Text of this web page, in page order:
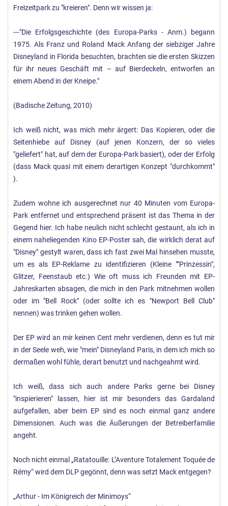
Freizeitpark zu "kreieren". Denn wir wissen ja:
---"Die Erfolgsgeschichte (des Europa-Parks - Anm.) begann
1975. Als Franz und Roland Mack Anfang der siebziger Jahre
Disneyland in Florida besuchten, brachten sie die ersten Skizzen
für ihr neues Geschäft mit – auf Bierdeckeln, entworfen an
einem Abend in der Kneipe."
(Badische Zeitung, 2010)
Ich weiß nicht, was mich mehr ärgert: Das Kopieren, oder die
Seitenhiebe auf Disney (auf jenen Konzern, der so vieles
"geliefert" hat, auf dem der Europa-Park basiert), oder der Erfolg
(dass Mack quasi mit einem derartigen Konzept "durchkommt"
).
Zudem wohne ich ausgerechnet nur 40 Minuten vom Europa-
Park entfernet und entsprechend präsent ist das Thema in der
Gegend hier. Ich habe neulich nicht schlecht gestaunt, als ich in
einem naheliegenden Kino EP-Poster sah, die wirklich derat auf
"Disney" gestylt waren, dass ich fast zwei Mal hinsehen musste,
um es als EP-Reklame zu identifizieren (Kleine ""Prinzessin",
Glitzer, Feenstaub etc.) Wie oft muss ich Freunden mit EP-
Jahreskarten absagen, die mich in den Park mitnehmen wollen
oder im "Bell Rock" (oder sollte ich es "Newport Bell Club"
nennen) was trinken gehen wollen.
Der EP wird an mir keinen Cent mehr verdienen, denn es tut mir
in der Seele weh, wie "mein" Disneyland Paris, in dem ich mich so
dermaßen wohl fühle, derart benutzt und nachgeahmt wird.
Ich weiß, dass sich auch andere Parks gerne bei Disney
"inspierieren" lassen, hier ist mir besonders das Gardaland
aufgefallen, aber beim EP sind es noch einmal ganz andere
Dimensionen. Auch was die Äußerungen der Betreiberfamilie
angeht.
Noch nicht einmal „Ratatouille: L’Aventure Totalement Toquée de
Rémy“ wird dem DLP gegönnt, denn was setzt Mack entgegen?
„Arthur - Im Königreich der Minimoys“